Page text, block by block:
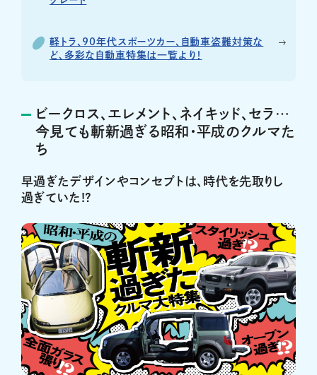
軽トラ、90年代スポーツカー、自動車盗難対策な
ど、多彩な自動車特集は一覧より！
ビークロス、エレメント、ネイキッド、セラ…
今見ても斬新過ぎる昭和・平成のクルマた
ち
早過ぎたデザインやコンセプトは、時代を先取りし
過ぎていた!?